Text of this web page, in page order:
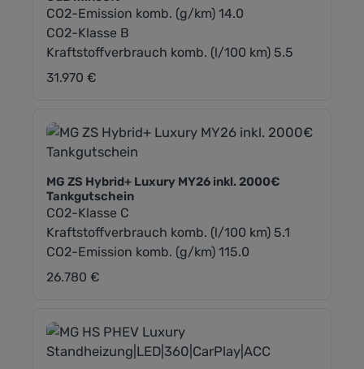
CO2-Emission komb. (g/km) 14.0
CO2-Klasse B
Kraftstoffverbrauch komb. (l/100 km) 5.5
Regulärer Preis:
31.970 €
MG ZS Hybrid+ Luxury MY26 inkl. 2000€
Tankgutschein
CO2-Klasse C
Kraftstoffverbrauch komb. (l/100 km) 5.1
CO2-Emission komb. (g/km) 115.0
Regulärer Preis:
26.780 €